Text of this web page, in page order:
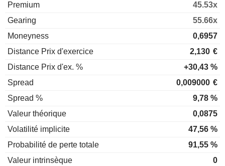
Premium
45.53x
Gearing
55.66x
Moneyness
0,6957
Distance Prix d'exercice
2,130 €
Distance Prix d'ex. %
+30,43 %
Spread
0,009000 €
Spread %
9,78 %
Valeur théorique
0,0875
Volatilité implicite
47,56 %
Probabilité de perte totale
91,55 %
Valeur intrinsèque
0